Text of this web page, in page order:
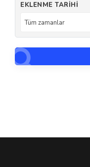
EKLENME TARIHI
Tüm zamanlar